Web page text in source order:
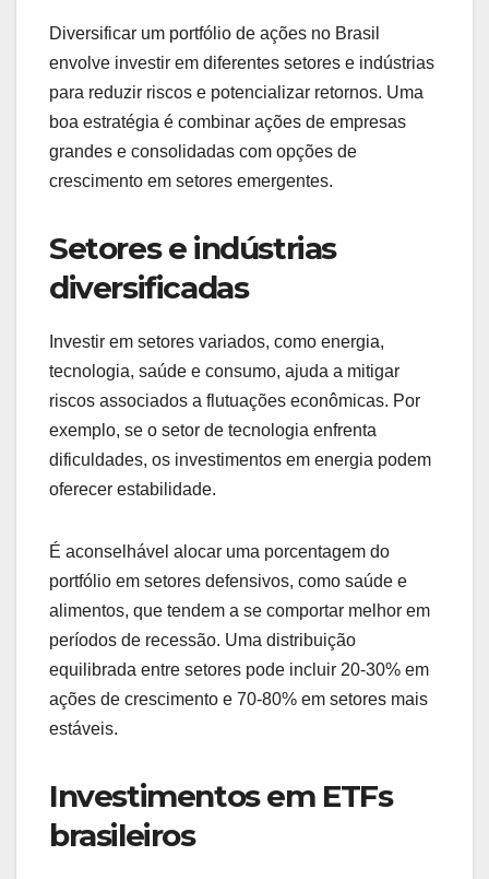
Diversificar um portfólio de ações no Brasil
envolve investir em diferentes setores e indústrias
para reduzir riscos e potencializar retornos. Uma
boa estratégia é combinar ações de empresas
grandes e consolidadas com opções de
crescimento em setores emergentes.
Setores e indústrias
diversificadas
Investir em setores variados, como energia,
tecnologia, saúde e consumo, ajuda a mitigar
riscos associados a flutuações econômicas. Por
exemplo, se o setor de tecnologia enfrenta
dificuldades, os investimentos em energia podem
oferecer estabilidade.
É aconselhável alocar uma porcentagem do
portfólio em setores defensivos, como saúde e
alimentos, que tendem a se comportar melhor em
períodos de recessão. Uma distribuição
equilibrada entre setores pode incluir 20-30% em
ações de crescimento e 70-80% em setores mais
estáveis.
Investimentos em ETFs
brasileiros